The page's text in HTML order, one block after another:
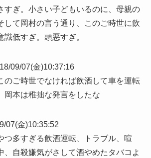
すぎ。小さい子どもいるのに、母親の
して岡村の言う通り、このご時世に飲
低すぎ。頭悪すぎ。
09/07(金)10:37:16
のご時世でなければ飲酒して車を運転
岡本は稚拙な発言をしたな
07(金)10:35:52
つ多すぎる飲酒運転、トラブル、喧
、自殺嫌気がさして酒やめたタバコよ